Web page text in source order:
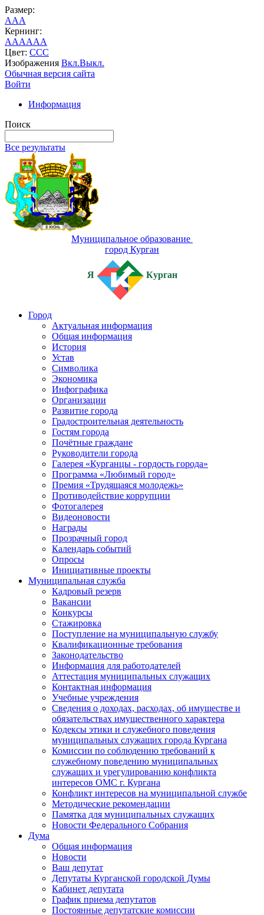
Размер:
AAA
Кернинг:
AAAAAA
Цвет: CCC
Изображения Вкл.Выкл.
Обычная версия сайта
Войти
Информация
Поиск
Все результаты
Муниципальное образование
город Курган
Я Курган
Город
Актуальная информация
Общая информация
История
Устав
Символика
Экономика
Инфографика
Организации
Развитие города
Градостроительная деятельность
Гостям города
Почётные граждане
Руководители города
Галерея «Курганцы - гордость города»
Программа «Любимый город»
Премия «Трудящаяся молодежь»
Противодействие коррупции
Фотогалерея
Видеоновости
Награды
Прозрачный город
Календарь событий
Опросы
Инициативные проекты
Муниципальная служба
Кадровый резерв
Вакансии
Конкурсы
Стажировка
Поступление на муниципальную службу
Квалификационные требования
Законодательство
Информация для работодателей
Аттестация муниципальных служащих
Контактная информация
Учебные учреждения
Сведения о доходах, расходах, об имуществе и
обязательствах имущественного характера
Кодексы этики и служебного поведения
муниципальных служащих города Кургана
Комиссии по соблюдению требований к
служебному поведению муниципальных
служащих и урегулированию конфликта
интересов ОМС г. Кургана
Конфликт интересов на муниципальной службе
Методические рекомендации
Памятка для муниципальных служащих
Новости Федерального Cобрания
Дума
Общая информация
Новости
Ваш депутат
Депутаты Курганской городской Думы
Кабинет депутата
График приема депутатов
Постоянные депутатские комиссии